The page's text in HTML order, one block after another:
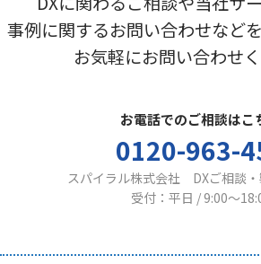
事例に関するお問い合わせなどを
お気軽にお問い合わせく
お電話でのご相談はこ
0120-963-
スパイラル株式会社 DXご相談
受付：平日 / 9:00〜